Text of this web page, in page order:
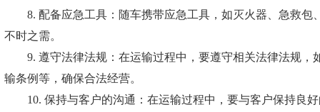
8. 配备应急工具：随车携带应急工具，如灭火器、急救包
不时之需。
9. 遵守法律法规：在运输过程中，要遵守相关法律法规，
输条例等，确保合法经营。
10. 保持与客户的沟通：在运输过程中，要与客户保持良好